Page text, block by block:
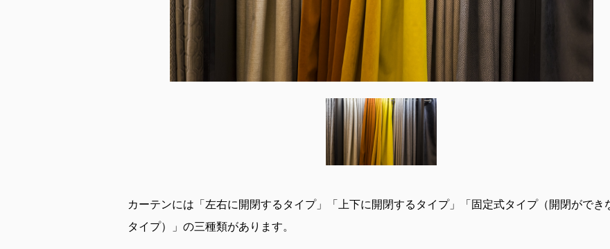
カーテンには「左右に開閉するタイプ」「上下に開閉するタイプ」「固定式タイプ（開閉ができ
タイプ）」の三種類があります。